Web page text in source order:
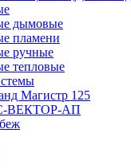
дымовые
пламени
ручные
тепловые
Магистр 125
ВЕКТОР-АП